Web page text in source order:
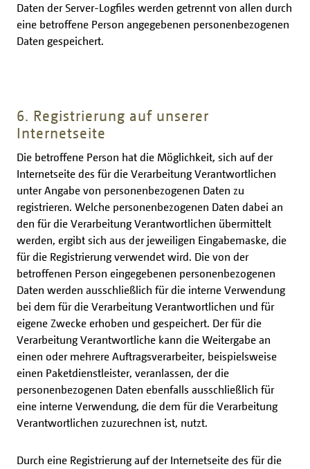
Daten der Server-Logfiles werden getrennt von allen durch
eine betroffene Person angegebenen personenbezogenen
Daten gespeichert.
6. Registrierung auf unserer
Internetseite
Die betroffene Person hat die Möglichkeit, sich auf der
Internetseite des für die Verarbeitung Verantwortlichen
unter Angabe von personenbezogenen Daten zu
registrieren. Welche personenbezogenen Daten dabei an
den für die Verarbeitung Verantwortlichen übermittelt
werden, ergibt sich aus der jeweiligen Eingabemaske, die
für die Registrierung verwendet wird. Die von der
betroffenen Person eingegebenen personenbezogenen
Daten werden ausschließlich für die interne Verwendung
bei dem für die Verarbeitung Verantwortlichen und für
eigene Zwecke erhoben und gespeichert. Der für die
Verarbeitung Verantwortliche kann die Weitergabe an
einen oder mehrere Auftragsverarbeiter, beispielsweise
einen Paketdienstleister, veranlassen, der die
personenbezogenen Daten ebenfalls ausschließlich für
eine interne Verwendung, die dem für die Verarbeitung
Verantwortlichen zuzurechnen ist, nutzt.
Durch eine Registrierung auf der Internetseite des für die